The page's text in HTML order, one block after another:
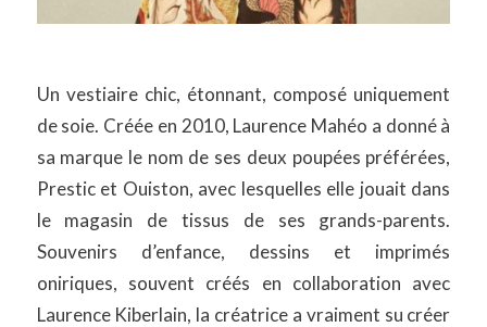
Un vestiaire chic, étonnant, composé uniquement
de soie. Créée en 2010, Laurence Mahéo a donné à
sa marque le nom de ses deux poupées préférées,
Prestic et Ouiston, avec lesquelles elle jouait dans
le magasin de tissus de ses grands-parents.
Souvenirs d’enfance, dessins et imprimés
oniriques, souvent créés en collaboration avec
Laurence Kiberlain, la créatrice a vraiment su créer